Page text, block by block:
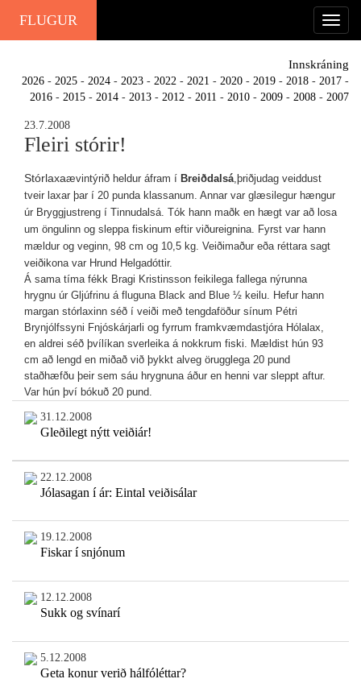
FLUGUR
Innskráning
2026 - 2025 - 2024 - 2023 - 2022 - 2021 - 2020 - 2019 - 2018 - 2017 -
2016 - 2015 - 2014 - 2013 - 2012 - 2011 - 2010 - 2009 - 2008 - 2007
23.7.2008
Fleiri stórir!
Stórlaxaævintýrið heldur áfram í Breiðdalsá,þriðjudag veiddust
tveir laxar þar í 20 punda klassanum. Annar var glæsilegur hængur
úr Bryggjustreng í Tinnudalsá. Tók hann maðk en hægt var að losa
um öngulinn og sleppa fiskinum eftir viðureignina. Fyrst var hann
mældur og veginn, 98 cm og 10,5 kg. Veiðimaður eða réttara sagt
veiðikona var Hrund Helgadóttir.
Á sama tíma fékk Bragi Kristinsson feikilega fallega nýrunna
hrygnu úr Gljúfrinu á fluguna Black and Blue ½ keilu. Hefur hann
margan stórlaxinn séð í veiði með tengdaföður sínum Pétri
Brynjólfssyni Fnjóskárjarli og fyrrum framkvæmdastjóra Hólalax,
en aldrei séð þvílíkan sverleika á nokkrum fiski. Mældist hún 93
cm að lengd en miðað við þykkt alveg örugglega 20 pund
staðhæfðu þeir sem sáu hrygnuna áður en henni var sleppt aftur.
Var hún því bókuð 20 pund.
31.12.2008
Gleðilegt nýtt veiðiár!
22.12.2008
Jólasagan í ár: Eintal veiðisálar
19.12.2008
Fiskar í snjónum
12.12.2008
Sukk og svínarí
5.12.2008
Geta konur verið hálfóléttar?